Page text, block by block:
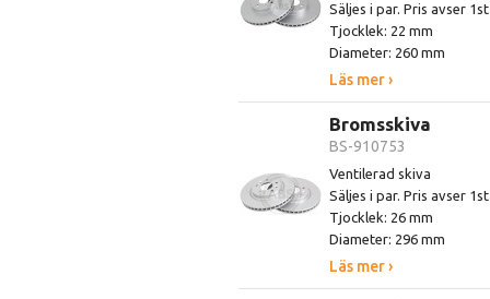
Säljes i par. Pris avser
Tjocklek: 22 mm
Diameter: 260 mm
Läs mer ›
Bromsskiva
BS-910753
Ventilerad skiva
Säljes i par. Pris avser
Tjocklek: 26 mm
Diameter: 296 mm
Läs mer ›